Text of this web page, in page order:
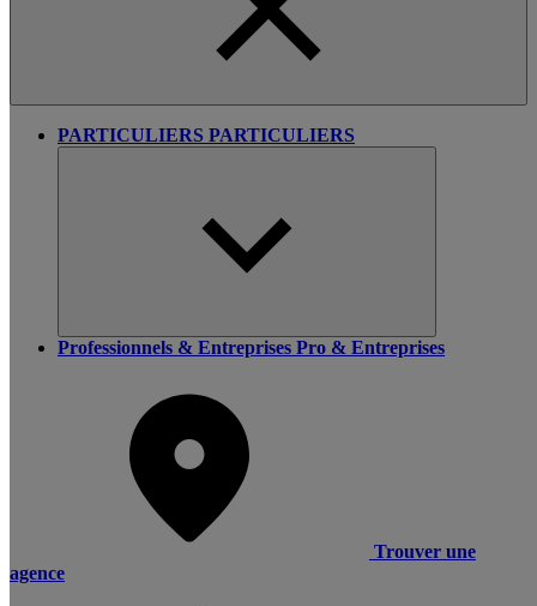
PARTICULIERS PARTICULIERS
Professionnels & Entreprises Pro & Entreprises
Trouver une
agence